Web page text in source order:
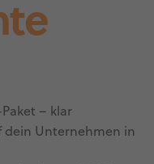
– klar
dein Unternehmen in